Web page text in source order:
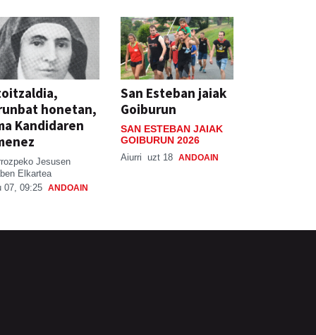
honetan,
Kandidaren
Jesusen
Elkartea
07, 09:25 ANDOAIN
San Esteban jaiak
Goiburun
SAN ESTEBAN JAIAK
GOIBURUN 2026
Aiurri uzt 18 ANDOAIN